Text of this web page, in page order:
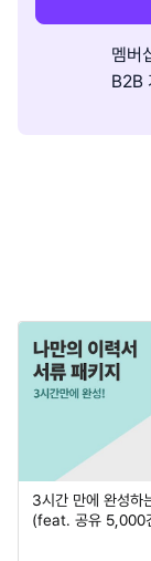
멤버
B2B
3시간 만에 완성하
(feat. 공유 5,000